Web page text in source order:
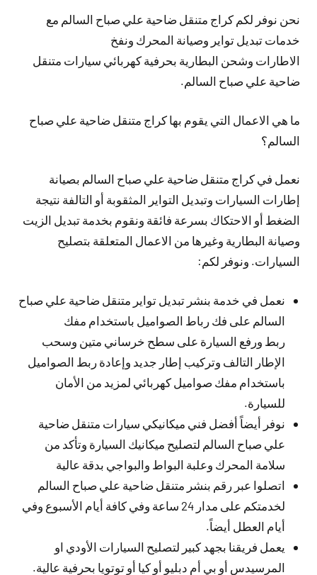
نحن نوفر لكم كراج متنقل ضاحية علي صباح السالم مع
خدمات تبديل تواير وصيانة المحرك ونفخ
الاطارات وشحن البطارية بحرفية كهربائي سيارات متنقل
ضاحية علي صباح السالم.
ما هي الاعمال التي يقوم بها كراج متنقل ضاحية علي صباح
السالم؟
نعمل في كراج متنقل ضاحية علي صباح السالم بصيانة
إطارات السيارات وتبديل التواير المثقوبة أو التالفة نتيجة
الضغط أو الاحتكاك بسرعة فائقة ونقوم بخدمة تبديل الزيت
وصيانة البطارية وغيرها من الاعمال المتعلقة بتصليح
السيارات. ونوفر لكم:
نعمل في خدمة بنشر تبديل تواير متنقل ضاحية علي صباح
السالم على فك رباط الصواميل باستخدام مفك
ربط ورفع السيارة على سطح خرساني متين وسحب
الإطار التالف وتركيب إطار جديد وإعادة ربط الصواميل
باستخدام مفك صواميل كهربائي لمزيد من الأمان
للسيارة.
نوفر أيضاً أفضل فني ميكانيكي سيارات متنقل ضاحية
علي صباح السالم لتصليح ميكانيك السيارة وتأكد من
سلامة المحرك وعلبة البواط والبواجي بدقة عالية
اتصلوا عبر رقم بنشر متنقل ضاحية علي صباح السالم
لخدمتكم على مدار 24 ساعة وفي كافة أيام الأسبوع وفي
أيام العطل أيضاً.
يعمل فريقنا بجهد كبير لتصليح السيارات الأودي او
المرسيدس أو بي أم دبليو أو كيا أو توتويا بحرفية عالية.